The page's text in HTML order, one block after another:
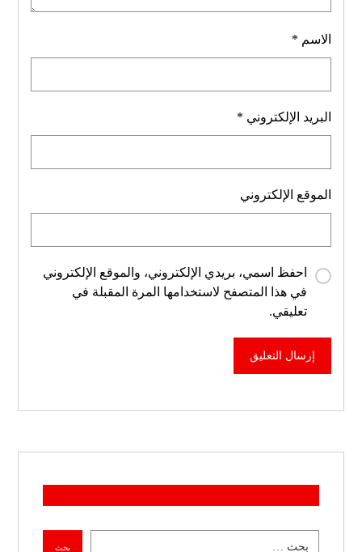
الاسم *
البريد الإلكتروني *
الموقع الإلكتروني
احفظ اسمي، بريدي الإلكتروني، والموقع الإلكتروني
في هذا المتصفح لاستخدامها المرة المقبلة في
تعليقي.